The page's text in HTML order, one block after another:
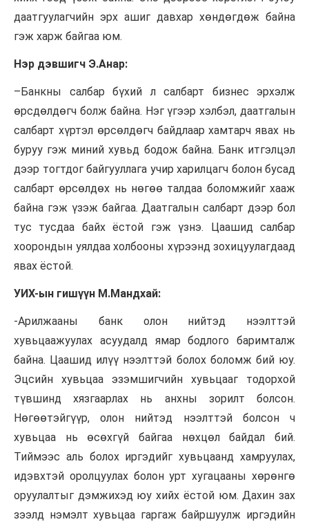
даатгуулагчийн эрх ашиг давхар хөндөгдөж байна
гэж харж байгаа юм.
Нэр дэвшигч Э.Анар:
–Банкны салбар бүхий л салбарт бизнес эрхэлж
өрсдөлдөгч болж байна. Нэг үгээр хэлбэл, даатгалын
салбарт хүртэл өрсөлдөгч байдлаар хамтарч явах нь
буруу гэж миний хувьд бодож байна. Банк итгэлцэл
дээр тогтдог байгууллага учир харилцагч болон бусад
салбарт өрсөлдөх нь нөгөө талдаа боломжийг хааж
байна гэж үзэж байгаа. Даатгалын салбарт дээр бол
тус тусдаа байх ёстой гэж үзнэ. Цаашид салбар
хоорондын уялдаа холбооны хүрээнд зохицуулагдаад
явах ёстой.
УИХ-ын гишүүн М.Мандхай:
-Арилжааны банк олон нийтэд нээлттэй
хувьцаажуулах асуудалд ямар бодлого баримталж
байна. Цаашид илүү нээлттэй болох боломж бий юу.
Эцсийн хувьцаа эзэмшигчийн хувьцааг тодорхой
түвшинд хязгаарлах нь анхны зорилт болсон.
Нөгөөтэйгүүр, олон нийтэд нээлттэй болсон ч
хувьцаа нь өсөхгүй байгаа нөхцөл байдал бий.
Тиймээс аль болох иргэдийг хувьцаанд хамруулах,
идэвхтэй оролцуулах болон урт хугацааны хөрөнгө
оруулалтыг дэмжихэд юу хийх ёстой юм. Дахин зах
зээлд нэмэлт хувьцаа гаргаж байршуулж иргэдийн